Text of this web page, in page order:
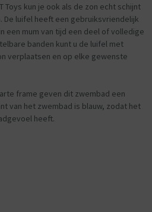
Toys kun je ook als de zon echt schijnt
De luifel heeft een gebruiksvriendelijk
een mum van tijd een deel of volledige
banden kunt u de luifel met
verplaatsen en op elke gewenste
frame geven dit zwembad een
van het zwembad is blauw, zodat het
heeft.